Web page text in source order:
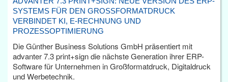
SYSTEMS FÜR DEN GROSSFORMATDRUCK V
ERBINDET KI, E-RECHNUNG UND P
ROZESSOPTIMIERUNG
Die Günther Business Solutions GmbH präsentiert mit
advanter 7.3 print+sign die nächste Generation ihrer ERP-
Software für Unternehmen in Großformatdruck, Digitaldruck
und Werbetechnik.